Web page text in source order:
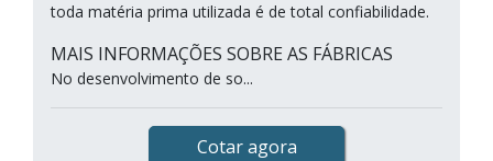
toda matéria prima utilizada é de total confiabilidade.
MAIS INFORMAÇÕES SOBRE AS FÁBRICAS
No desenvolvimento de so...
Cotar agora